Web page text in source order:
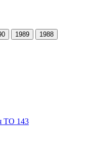
1989 1988
ТО 143